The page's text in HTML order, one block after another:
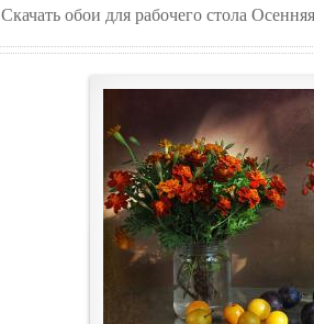
Скачать обои для рабочего стола